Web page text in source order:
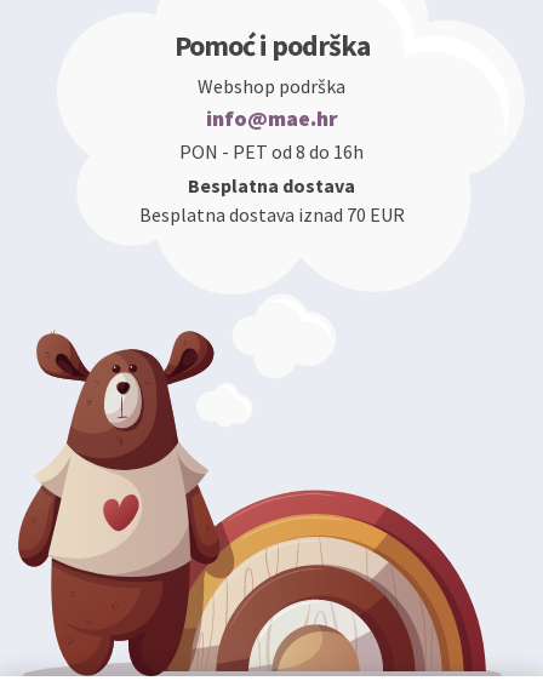
Pomoć i podrška
Webshop podrška
info@mae.hr
PON - PET od 8 do 16h
Besplatna dostava
Besplatna dostava iznad 70 EUR